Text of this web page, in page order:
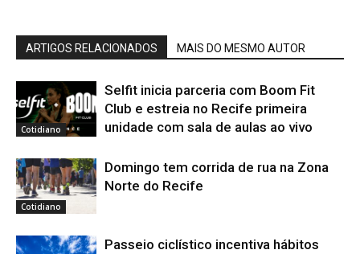
ARTIGOS RELACIONADOS MAIS DO MESMO AUTOR
Cotidiano
Selfit inicia parceria com Boom Fit
Club e estreia no Recife primeira
unidade com sala de aulas ao vivo
Cotidiano
Domingo tem corrida de rua na Zona
Norte do Recife
Passeio ciclístico incentiva hábitos